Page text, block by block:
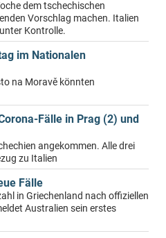
dem tschechischen
Vorschlag machen. Italien
Kontrolle.
im Nationalen
na Moravě könnten
Fälle in Prag (2) und
angekommen. Alle drei
zu Italien
Fälle
in Griechenland nach offiziellen
Australien sein erstes